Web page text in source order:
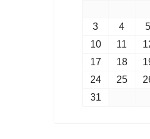
3
4 5
10
11
17
18
24
25
31